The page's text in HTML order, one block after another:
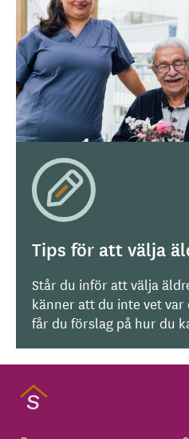
Tips för att välja
Står du inför att välja
känner att du inte vet var
får du förslag på hur du